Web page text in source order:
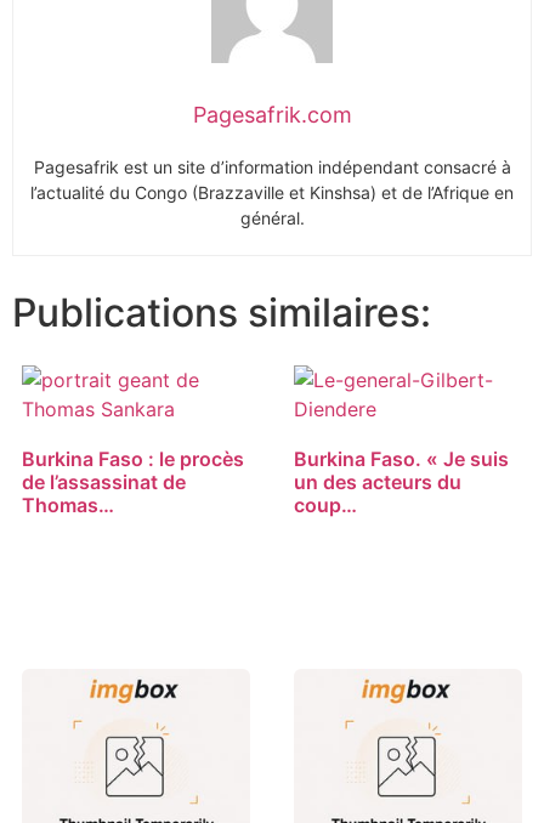
Pagesafrik.com
Pagesafrik est un site d’information indépendant consacré à
l’actualité du Congo (Brazzaville et Kinshsa) et de l’Afrique en
général.
Publications similaires:
Burkina Faso : le procès
de l’assassinat de
Thomas…
Burkina Faso. « Je suis
un des acteurs du
coup…